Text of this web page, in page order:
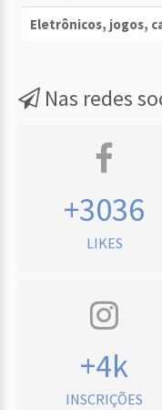
Eletrônicos, jogos,
Nas redes
+3036
LIKES
+4k
INSCRIÇÕES